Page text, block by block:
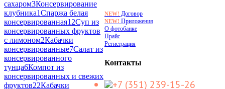
сахаром3Консервирование
клубника1Спаржа белая
консервированная12Суп из
консервированных фруктов
с лимоном2Кабачки
консервированные7Салат из
консервированного
тунца6Компот из
консервированных и свежих
фруктов22Кабачки
NEW! Договор
NEW! Приложения
О фотобанке
Прайс
Регистрация
Контакты
+7 (351) 239-15-26